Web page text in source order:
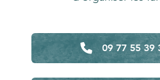
09 77 55 39